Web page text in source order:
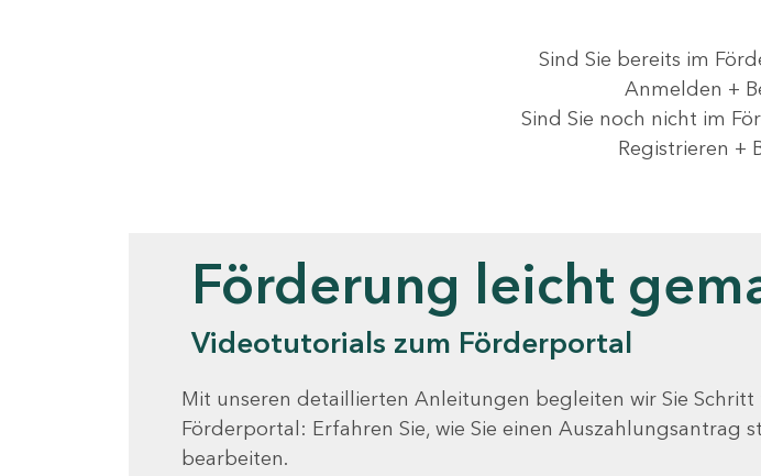
Sind Sie bereits im
Anmelden +
Sind Sie noch nicht im
Registrieren +
Förderung leicht
Videotutorials zum Förderportal
Mit unseren detaillierten Anleitungen begleiten wir Sie
Förderportal: Erfahren Sie, wie Sie einen Auszahlungsantrag
bearbeiten.